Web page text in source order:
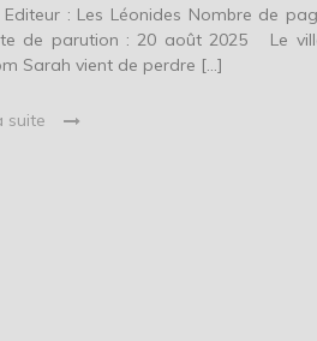
Editeur : Les Léonides Nombre de
de parution : 20 août 2025 Le
Sarah vient de perdre […]
suite